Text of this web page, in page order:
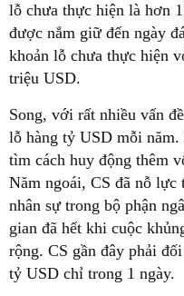
lỗ chưa thực hiện là hơn
được nắm giữ đến ngày
khoản lỗ chưa thực hiện
triệu USD.
Song, với rất nhiều vấn
lỗ hàng tỷ USD mỗi
tìm cách huy động thêm
Năm ngoái, CS đã nỗ lực
nhân sự trong bộ phận
gian đã hết khi cuộc
rộng. CS gần đây phải
tỷ USD chỉ trong 1 ngày.